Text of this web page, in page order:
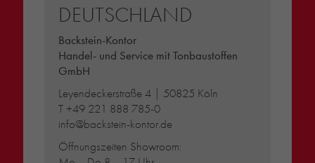
DEUTSCHLAND
Backstein-Kontor
Handel- und Service mit Tonbaustoffen
GmbH
Leyendeckerstraße 4 | 50825 Köln
T+49 221 888 785-0
info@backstein-kontor.de
Öffnungszeiten Showroom: